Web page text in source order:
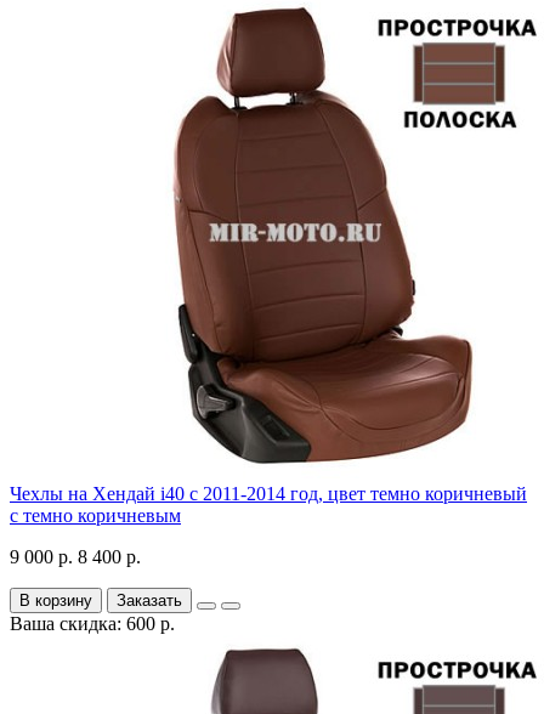
Чехлы на Хендай i40 с 2011-2014 год, цвет темно коричневый
с темно коричневым
9 000 р. 8 400 р.
В корзину Заказать
Ваша скидка: 600 р.